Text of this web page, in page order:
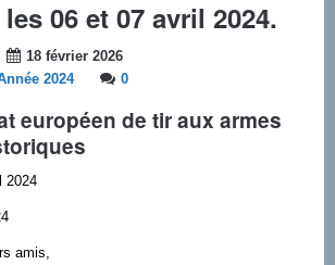
06 et 07 avril 2024.
18 février 2026
2024
0
européen de tir aux armes
2024
amis,